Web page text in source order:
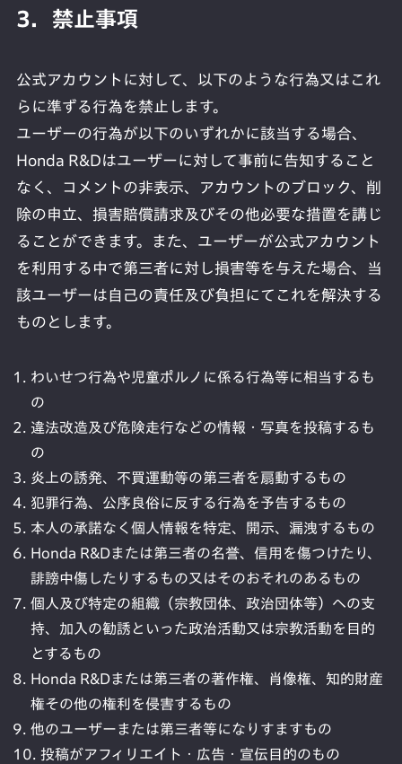
3．禁止事項
公式アカウントに対して、以下のような行為又はこれ
らに準ずる行為を禁止します。
ユーザーの行為が以下のいずれかに該当する場合、
Honda R&Dはユーザーに対して事前に告知すること
なく、コメントの非表示、アカウントのブロック、削
除の申立、損害賠償請求及びその他必要な措置を講じ
ることができます。また、ユーザーが公式アカウント
を利用する中で第三者に対し損害等を与えた場合、当
該ユーザーは自己の責任及び負担にてこれを解決する
ものとします。
わいせつ行為や児童ポルノに係る行為等に相当するも
の
違法改造及び危険走行などの情報・写真を投稿するも
の
炎上の誘発、不買運動等の第三者を扇動するもの
犯罪行為、公序良俗に反する行為を予告するもの
本人の承諾なく個人情報を特定、開示、漏洩するもの
Honda R&Dまたは第三者の名誉、信用を傷つけたり、
誹謗中傷したりするもの又はそのおそれのあるもの
個人及び特定の組織（宗教団体、政治団体等）への支
持、加入の勧誘といった政治活動又は宗教活動を目的
とするもの
Honda R&Dまたは第三者の著作権、肖像権、知的財産
権その他の権利を侵害するもの
他のユーザーまたは第三者等になりすますもの
投稿がアフィリエイト・広告・宣伝目的のもの